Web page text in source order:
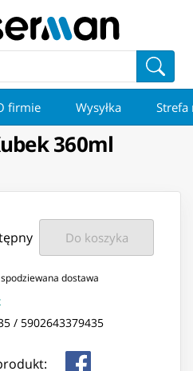
firmie Wysyłka Strefa
360ml
Do koszyka
spodziewana dostawa
/ 5902643379435